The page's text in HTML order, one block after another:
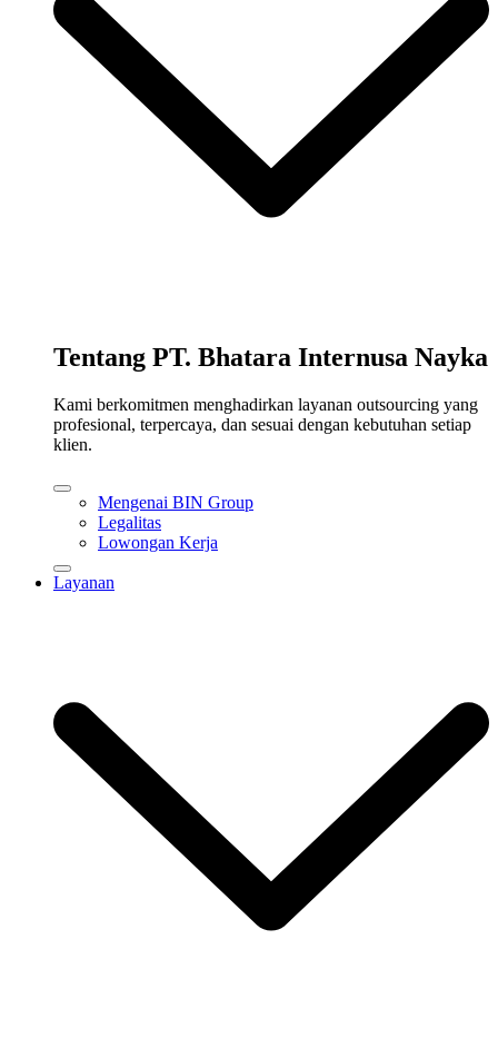
Tentang PT. Bhatara Internusa Nayka
Kami berkomitmen menghadirkan layanan outsourcing yang
profesional, terpercaya, dan sesuai dengan kebutuhan setiap
klien.
Mengenai BIN Group
Legalitas
Lowongan Kerja
Layanan